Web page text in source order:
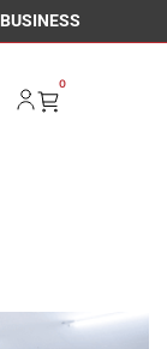
BUSINESS
0